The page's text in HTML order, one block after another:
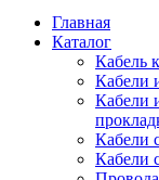
Главная
Каталог
Кабель
Кабели
Кабели
Кабели
Кабели